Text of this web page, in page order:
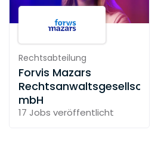
Rechtsabteilung
Forvis Mazars
Rechtsanwaltsgesellschaft
mbH
17 Jobs veröffentlicht